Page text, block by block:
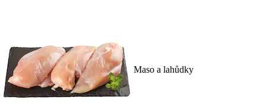
Maso a lahůdky